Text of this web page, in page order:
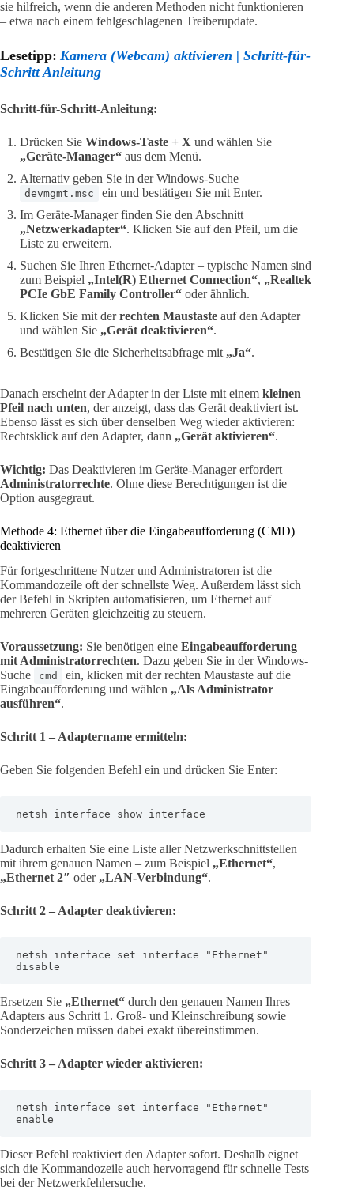
sie hilfreich, wenn die anderen Methoden nicht funktionieren
– etwa nach einem fehlgeschlagenen Treiberupdate.
Lesetipp: Kamera (Webcam) aktivieren | Schritt-für-
Schritt Anleitung
Schritt-für-Schritt-Anleitung:
Drücken Sie Windows-Taste + X und wählen Sie
„Geräte-Manager“ aus dem Menü.
Alternativ geben Sie in der Windows-Suche
devmgmt.msc
ein und bestätigen Sie mit Enter.
Im Geräte-Manager finden Sie den Abschnitt
„Netzwerkadapter“. Klicken Sie auf den Pfeil, um die
Liste zu erweitern.
Suchen Sie Ihren Ethernet-Adapter – typische Namen sind
zum Beispiel „Intel(R) Ethernet Connection“, „Realtek
PCIe GbE Family Controller“ oder ähnlich.
Klicken Sie mit derrechten Maustaste auf den Adapter
und wählen Sie „Gerät deaktivieren“.
Bestätigen Sie die Sicherheitsabfrage mit „Ja“.
Danach erscheint der Adapter in der Liste mit einem kleinen
Pfeil nach unten, der anzeigt, dass das Gerät deaktiviert ist.
Ebenso lässt es sich über denselben Weg wieder aktivieren:
Rechtsklick auf den Adapter, dann „Gerät aktivieren“.
Wichtig: Das Deaktivieren im Geräte-Manager erfordert
Administratorrechte. Ohne diese Berechtigungen ist die
Option ausgegraut.
Methode 4: Ethernet über die Eingabeaufforderung (CMD)
deaktivieren
Für fortgeschrittene Nutzer und Administratoren ist die
Kommandozeile oft der schnellste Weg. Außerdem lässt sich
der Befehl in Skripten automatisieren, um Ethernet auf
mehreren Geräten gleichzeitig zu steuern.
Voraussetzung: Sie benötigen eine Eingabeaufforderung
mit Administratorrechten. Dazu geben Sie in der Windows-
Suche
cmd
ein, klicken mit der rechten Maustaste auf die
Eingabeaufforderung und wählen „Als Administrator
ausführen“.
Schritt 1 – Adaptername ermitteln:
Geben Sie folgenden Befehl ein und drücken Sie Enter:
netsh interface show interface
Dadurch erhalten Sie eine Liste aller Netzwerkschnittstellen
mit ihrem genauen Namen – zum Beispiel „Ethernet“,
„Ethernet 2″ oder „LAN-Verbindung“.
Schritt 2 – Adapter deaktivieren:
netsh interface set interface "Ethernet"
disable
Ersetzen Sie „Ethernet“ durch den genauen Namen Ihres
Adapters aus Schritt 1. Groß- und Kleinschreibung sowie
Sonderzeichen müssen dabei exakt übereinstimmen.
Schritt 3 – Adapter wieder aktivieren:
netsh interface set interface "Ethernet"
enable
Dieser Befehl reaktiviert den Adapter sofort. Deshalb eignet
sich die Kommandozeile auch hervorragend für schnelle Tests
bei der Netzwerkfehlersuche.